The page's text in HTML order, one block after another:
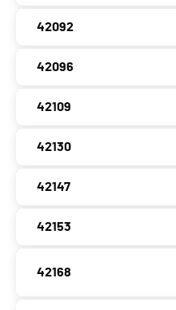
42092
42096
42109
42130
42147
42153
42168